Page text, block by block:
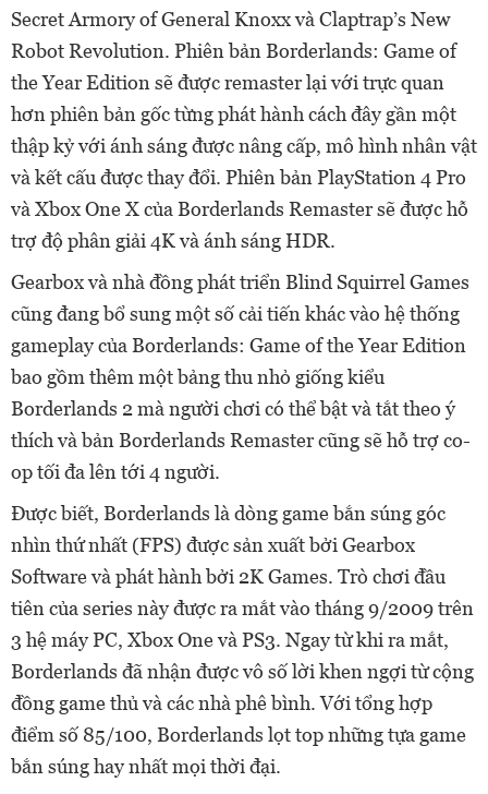
Secret Armory of General Knoxx và Claptrap’s New
Robot Revolution. Phiên bản Borderlands: Game of
the Year Edition sẽ được remaster lại với trực quan
hơn phiên bản gốc từng phát hành cách đây gần một
thập kỷ với ánh sáng được nâng cấp, mô hình nhân vật
và kết cấu được thay đổi. Phiên bản PlayStation 4 Pro
và Xbox One X của Borderlands Remaster sẽ được hỗ
trợ độ phân giải 4K và ánh sáng HDR.
Gearbox và nhà đồng phát triển Blind Squirrel Games
cũng đang bổ sung một số cải tiến khác vào hệ thống
gameplay của Borderlands: Game of the Year Edition
bao gồm thêm một bảng thu nhỏ giống kiểu
Borderlands 2 mà người chơi có thể bật và tắt theo ý
thích và bản Borderlands Remaster cũng sẽ hỗ trợ co-
op tối đa lên tới 4 người.
Được biết, Borderlands là dòng game bắn súng góc
nhìn thứ nhất (FPS) được sản xuất bởi Gearbox
Software và phát hành bởi 2K Games. Trò chơi đầu
tiên của series này được ra mắt vào tháng 9/2009 trên
3 hệ máy PC, Xbox One và PS3. Ngay từ khi ra mắt,
Borderlands đã nhận được vô số lời khen ngợi từ cộng
đồng game thủ và các nhà phê bình. Với tổng hợp
điểm số 85/100, Borderlands lọt top những tựa game
bắn súng hay nhất mọi thời đại.